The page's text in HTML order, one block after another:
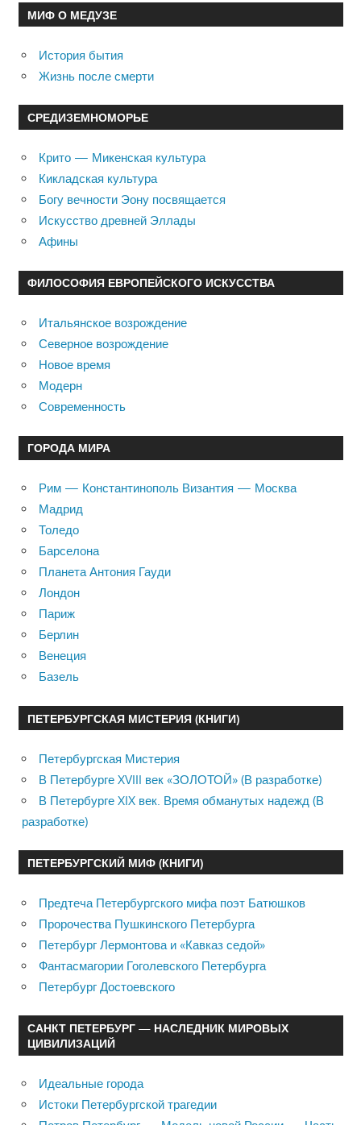
МИФ О МЕДУЗЕ
История бытия
Жизнь после смерти
СРЕДИЗЕМНОМОРЬЕ
Крито — Микенская культура
Кикладская культура
Богу вечности Эону посвящается
Искусство древней Эллады
Афины
ФИЛОСОФИЯ ЕВРОПЕЙСКОГО ИСКУССТВА
Итальянское возрождение
Северное возрождение
Новое время
Модерн
Современность
ГОРОДА МИРА
Рим — Константинополь Византия — Москва
Мадрид
Толедо
Барселона
Планета Антония Гауди
Лондон
Париж
Берлин
Венеция
Базель
ПЕТЕРБУРГСКАЯ МИСТЕРИЯ (КНИГИ)
Петербургская Мистерия
В Петербурге XVIII век «ЗОЛОТОЙ» (В разработке)
В Петербурге XIX век. Время обманутых надежд (В
разработке)
ПЕТЕРБУРГСКИЙ МИФ (КНИГИ)
Предтеча Петербургского мифа поэт Батюшков
Пророчества Пушкинского Петербурга
Петербург Лермонтова и «Кавказ седой»
Фантасмагории Гоголевского Петербурга
Петербург Достоевского
САНКТ ПЕТЕРБУРГ — НАСЛЕДНИК МИРОВЫХ
ЦИВИЛИЗАЦИЙ
Идеальные города
Истоки Петербургской трагедии